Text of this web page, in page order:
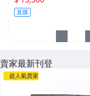
耀灰 12.4 吋 120Hz螢幕
更新率 杜比音效
直購
賣家最新刊登
超人氣賣家